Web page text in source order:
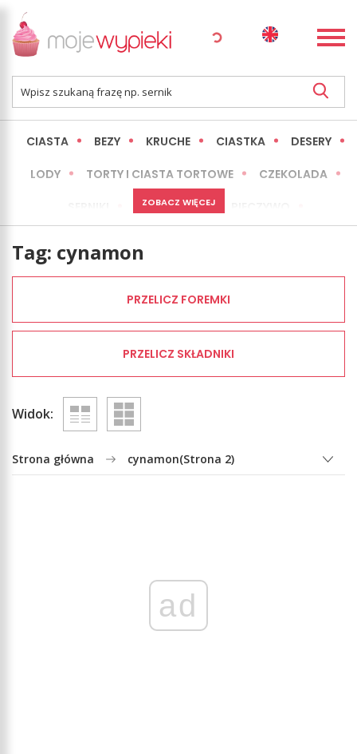
CIASTA BEZY KRUCHE CIASTKA DESERY
LODY TORTY I CIASTA TORTOWE CZEKOLADA
MINI WYPIEKI
ZOBACZ WIĘCEJ
Tag: cynamon
PRZELICZ FOREMKI
PRZELICZ SKŁADNIKI
Widok:
Strona główna cynamon(Strona 2)
ad